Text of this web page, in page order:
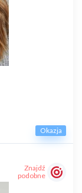
Okazja
Znajdź
podobne